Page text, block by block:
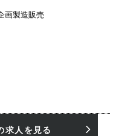
画製造販売
求人を見る